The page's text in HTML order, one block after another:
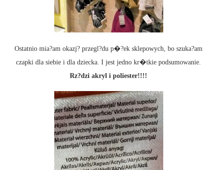
Ostatnio mia?am okazj? przegl?du p�?ek sklepowych, bo szuka?am
czapki dla siebie i dla dziecka. I jest jedno kr�tkie podsumowanie.
Rz?dzi akryl i poliester!!!!